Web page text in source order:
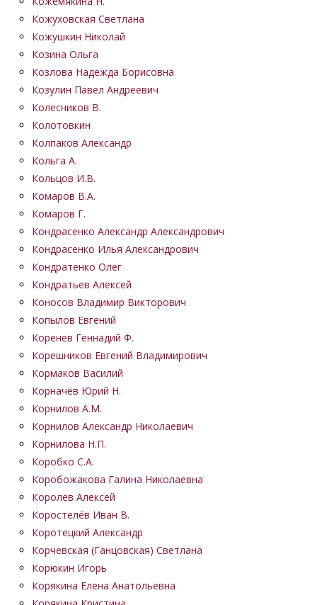
Кожуховская Светлана
Кожушкин Николай
Козина Ольга
Козлова Надежда Борисовна
Козулин Павел Андреевич
Колесников В.
Колотовкин
Колпаков Александр
Кольга А.
Кольцов И.В.
Комаров В.А.
Комаров Г.
Кондрасенко Александр Александрович
Кондрасенко Илья Александрович
Кондратенко Олег
Кондратьев Алексей
Коносов Владимир Викторович
Копылов Евгений
Коренев Геннадий Ф.
Корешников Евгений Владимирович
Кормаков Василий
Корначёв Юрий Н.
Корнилов А.М.
Корнилов Александр Николаевич
Корнилова Н.П.
Коробко С.А.
Коробожакова Галина Николаевна
Королёв Алексей
Коростелёв Иван В.
Коротецкий Александр
Корчевская (Ганцовская) Светлана
Корюкин Игорь
Корякина Елена Анатольевна